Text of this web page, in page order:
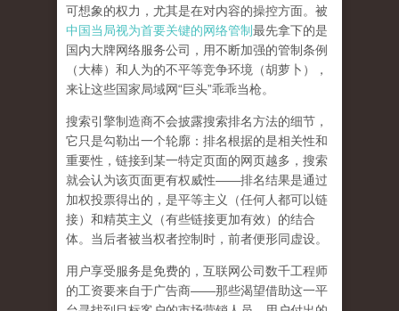
可想象的权力，尤其是在对内容的操控方面。被
中国当局视为首要关键的网络管制最先拿下的是
国内大牌网络服务公司 ，用不断加强的管制条例
（大棒）和人为的不平等竞争环境（胡萝卜），
来让这些国家局域网“巨头”乖乖当枪。
搜索引擎制造商不会披露搜索排名方法的细节，
它只是勾勒出一个轮廓：排名根据的是相关性和
重要性，链接到某一特定页面的网页越多，搜索
就会认为该页面更有权威性——排名结果是通过
加权投票得出的，是平等主义（任何人都可以链
接）和精英主义（有些链接更加有效）的结合
体。 当后者被当权者控制时，前者便形同虚设。
用户享受服务是免费的，互联网公司数千工程师
的工资要来自于广告商——那些渴望借助这一平